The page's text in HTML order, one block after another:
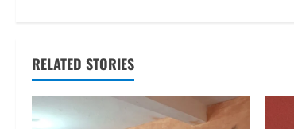
n
a
RELATED STORIES